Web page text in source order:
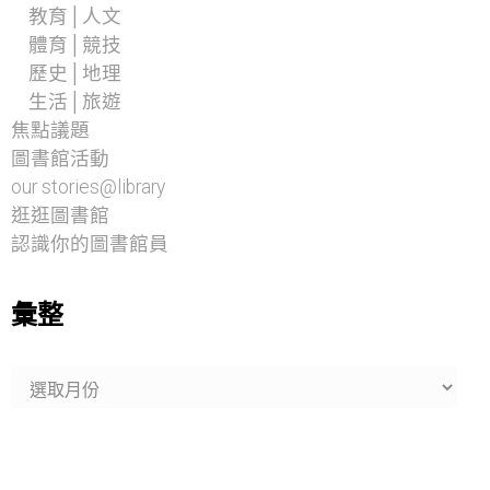
教育│人文
體育│競技
歷史│地理
生活│旅遊
焦點議題
圖書館活動
our stories@library
逛逛圖書館
認識你的圖書館員
彙整